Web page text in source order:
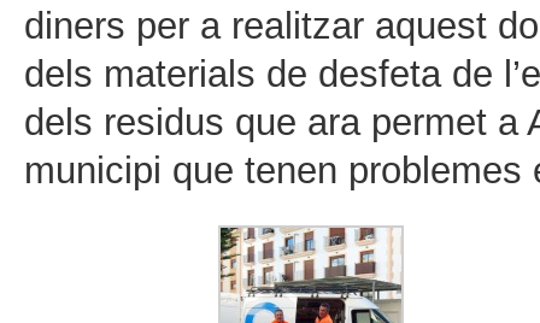
diners per a realitzar aquest
dels materials de desfeta de
dels residus que ara permet
municipi que tenen problemes